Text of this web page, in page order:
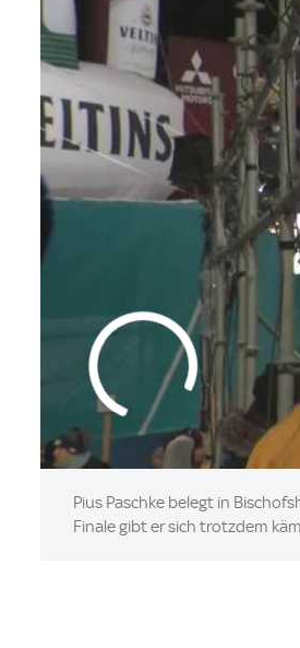
Pius Paschke belegt in
Finale gibt er sich trotzdem